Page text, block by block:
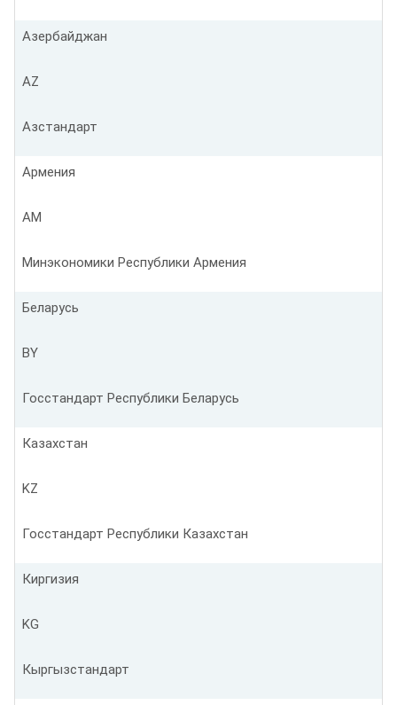
Азербайджан
AZ
Азстандарт
Армения
AM
Минэкономики Республики Армения
Беларусь
BY
Госстандарт Республики Беларусь
Казахстан
KZ
Госстандарт Республики Казахстан
Киргизия
KG
Кыргызстандарт